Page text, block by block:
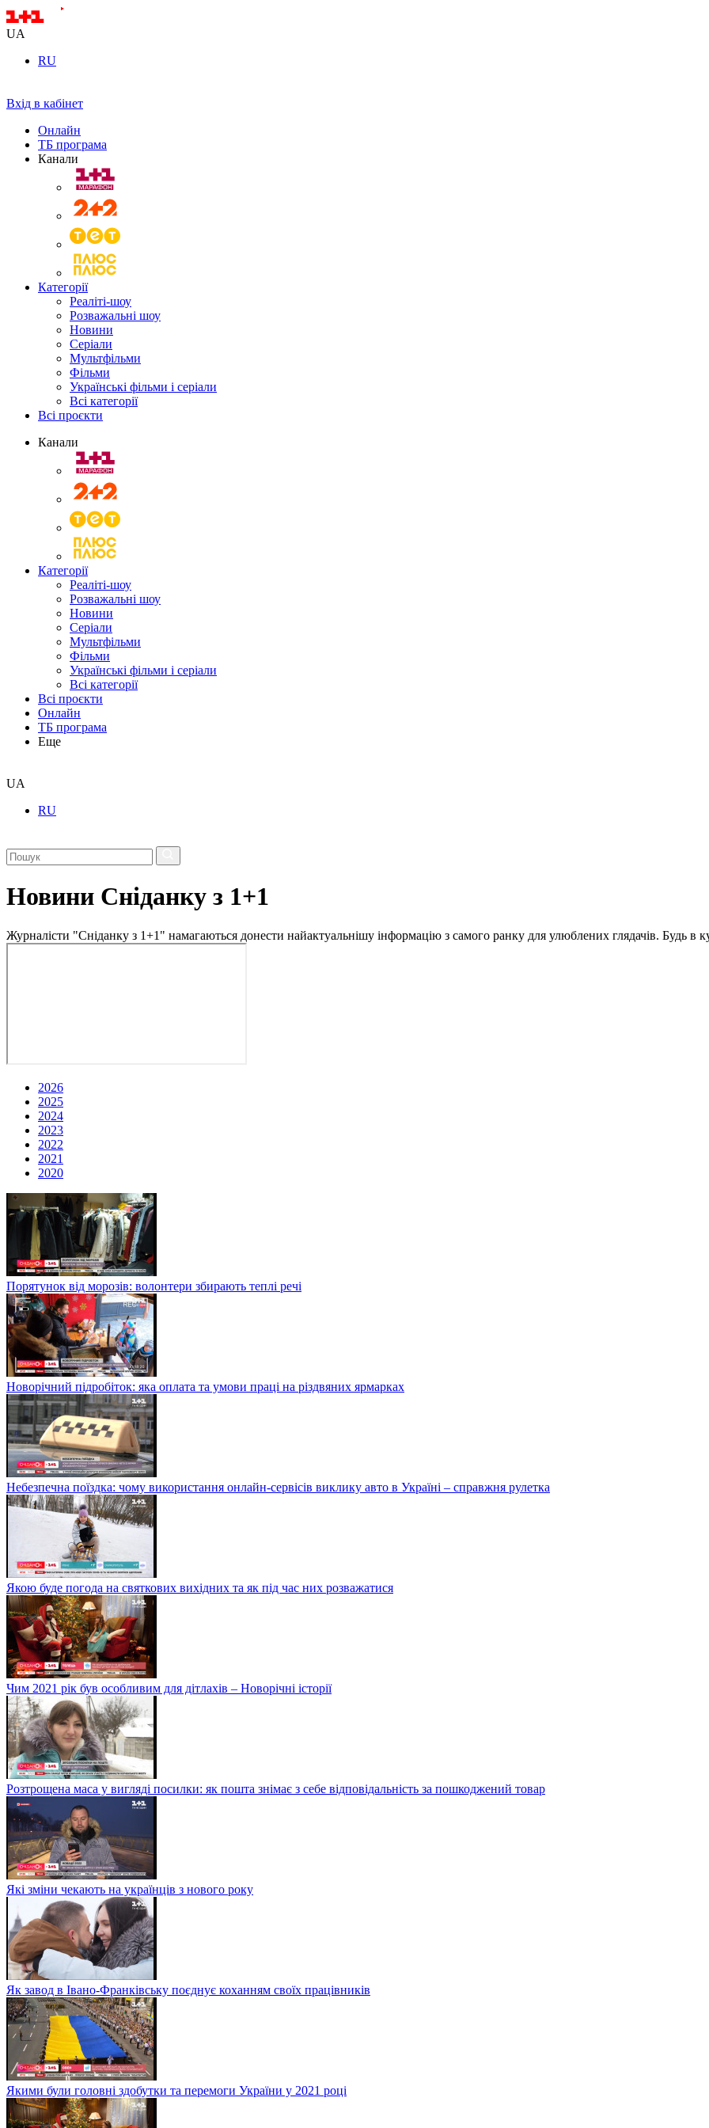
UA
RU
Вхід в кабінет
Онлайн
ТБ програма
Канали
Категорії
Реаліті-шоу
Розважальні шоу
Новини
Серіали
Мультфільми
Фільми
Українські фільми і серіали
Всі категорії
Всі проєкти
Канали
Категорії
Реаліті-шоу
Розважальні шоу
Новини
Серіали
Мультфільми
Фільми
Українські фільми і серіали
Всі категорії
Всі проєкти
Онлайн
ТБ програма
Еще
UA
RU
Новини Сніданку з 1+1
Журналісти "Сніданку з 1+1" намагаються донести найактуальнішу інформацію з самого ранку для улюблених глядачів. Будь в
2026
2025
2024
2023
2022
2021
2020
Порятунок від морозів: волонтери збирають теплі речі
Новорічний підробіток: яка оплата та умови праці на різдвяних ярмарках
Небезпечна поїздка: чому використання онлайн-сервісів виклику авто в Україні – справжня рулетка
Якою буде погода на святкових вихідних та як під час них розважатися
Чим 2021 рік був особливим для дітлахів – Новорічні історії
Розтрощена маса у вигляді посилки: як пошта знімає з себе відповідальність за пошкоджений товар
Які зміни чекають на українців з нового року
Як завод в Івано-Франківську поєднує коханням своїх працівників
Якими були головні здобутки та перемоги України у 2021 році